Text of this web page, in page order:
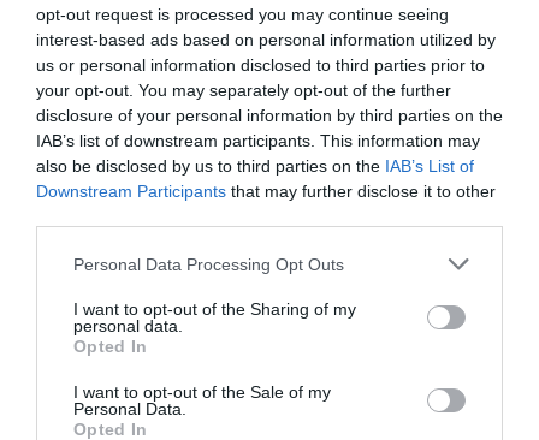
opt-out request is processed you may continue seeing
interest-based ads based on personal information utilized by
us or personal information disclosed to third parties prior to
your opt-out. You may separately opt-out of the further
disclosure of your personal information by third parties on the
IAB’s list of downstream participants. This information may
also be disclosed by us to third parties on the IAB’s List of
Downstream Participants that may further disclose it to other
Personal Data Processing Opt Outs
I want to opt-out of the Sharing of my
personal data.
Opted In
I want to opt-out of the Sale of my
Personal Data.
Opted In
Índex2P
Superliga
Compartir
Imprimir